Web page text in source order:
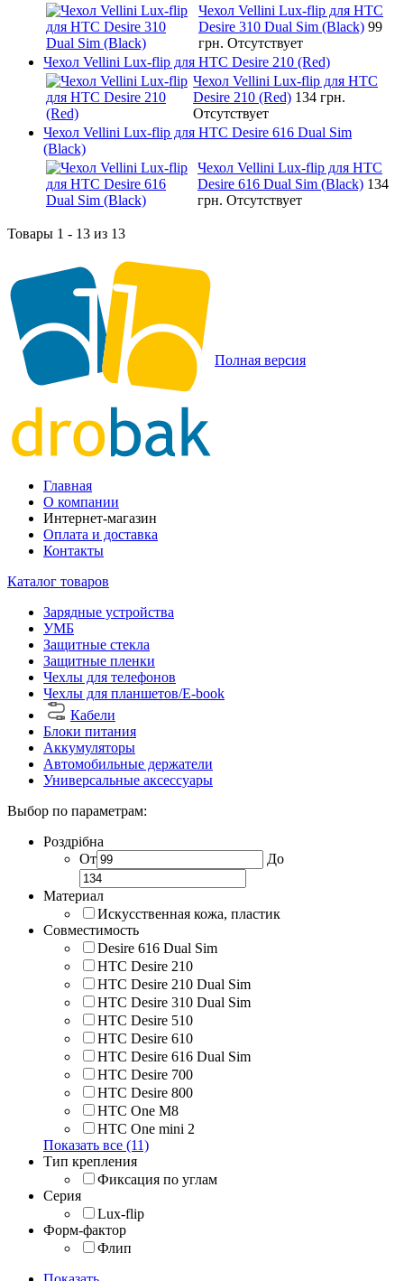
Чехол Vellini Lux-flip для HTC
Desire 310 Dual Sim (Black) 99
грн. Отсутствует
Чехол Vellini Lux-flip для HTC Desire 210 (Red)
Чехол Vellini Lux-flip для HTC
Desire 210 (Red) 134 грн.
Отсутствует
Чехол Vellini Lux-flip для HTC Desire 616 Dual Sim
(Black)
Чехол Vellini Lux-flip для HTC
Desire 616 Dual Sim (Black) 134
грн. Отсутствует
Товары 1 - 13 из 13
Полная версия
Главная
О компании
Интернет-магазин
Оплата и доставка
Контакты
Каталог товаров
Зарядные устройства
УМБ
Защитные стекла
Защитные пленки
Чехлы для телефонов
Чехлы для планшетов/E-book
Кабели
Блоки питания
Аккумуляторы
Автомобильные держатели
Универсальные аксессуары
Выбор по параметрам:
Роздрібна
От
До
Материал
Искусственная кожа, пластик
Совместимость
Desire 616 Dual Sim
HTC Desire 210
HTC Desire 210 Dual Sim
HTC Desire 310 Dual Sim
HTC Desire 510
HTC Desire 610
HTC Desire 616 Dual Sim
HTC Desire 700
HTC Desire 800
HTC One M8
HTC One mini 2
Показать все (11)
Тип крепления
Фиксация по углам
Серия
Lux-flip
Форм-фактор
Флип